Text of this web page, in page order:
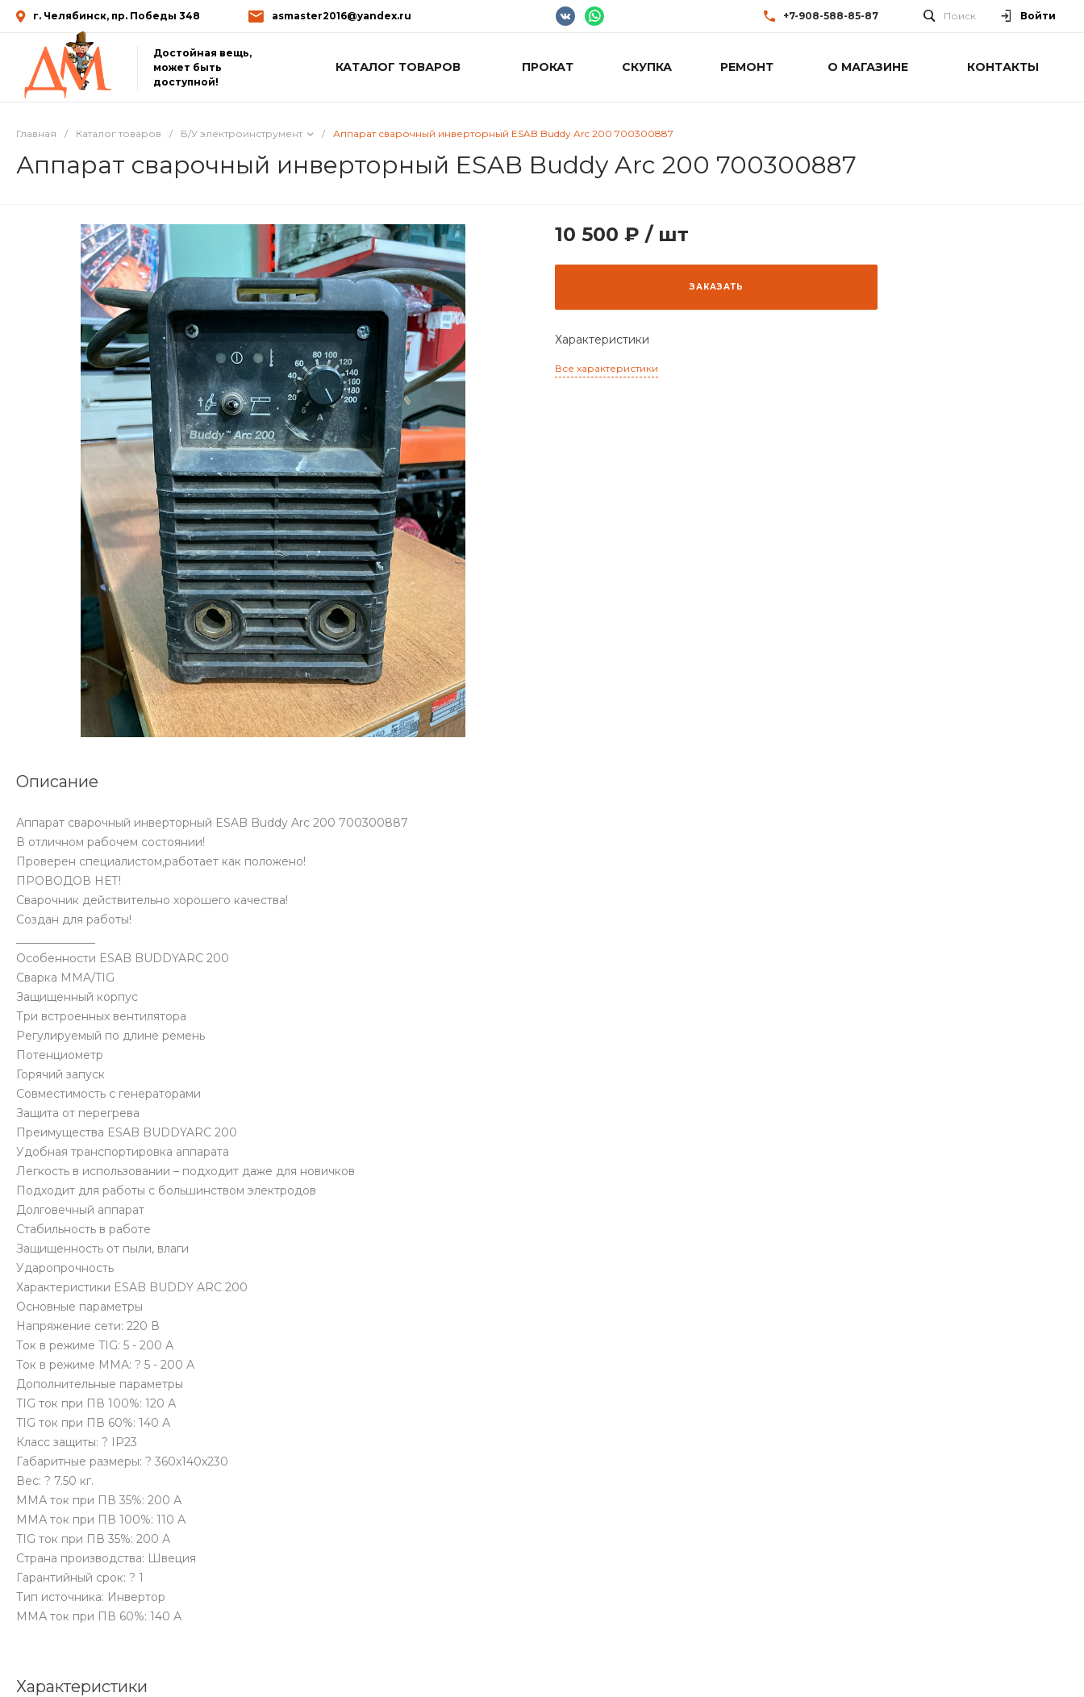
г. Челябинск, пр. Победы 348 asmaster2016@yandex.ru +7-908-588-85-87 Поиск Войти
Достойная вещь,
может быть
доступной!
КАТАЛОГ ТОВАРОВ ПРОКАТ СКУПКА РЕМОНТ О МАГАЗИНЕ КОНТАКТЫ
Главная / Каталог товаров / Б/У электроинструмент / Аппарат сварочный инверторный ESAB Buddy Arc 200 700300887
Аппарат сварочный инверторный ESAB Buddy Arc 200 700300887
10 500 ₽ / шт
ЗАКАЗАТЬ
Характеристики
Все характеристики
Описание
Аппарат сварочный инверторный ESAB Buddy Arc 200 700300887
В отличном рабочем состоянии!
Проверен специалистом,работает как положено!
ПРОВОДОВ НЕТ!
Сварочник действительно хорошего качества!
Создан для работы!
Особенности ESAB BUDDYARC 200
Сварка MMA/TIG
Защищенный корпус
Три встроенных вентилятора
Регулируемый по длине ремень
Потенциометр
Горячий запуск
Совместимость с генераторами
Защита от перегрева
Преимущества ESAB BUDDYARC 200
Удобная транспортировка аппарата
Легкость в использовании – подходит даже для новичков
Подходит для работы с большинством электродов
Долговечный аппарат
Стабильность в работе
Защищенность от пыли, влаги
Ударопрочность
Характеристики ESAB BUDDY ARC 200
Основные параметры
Напряжение сети: 220 В
Ток в режиме TIG: 5 - 200 А
Ток в режиме ММА: ? 5 - 200 А
Дополнительные параметры
TIG ток при ПВ 100%: 120 А
TIG ток при ПВ 60%: 140 А
Класс защиты: ? IP23
Габаритные размеры: ? 360x140x230
Вес: ? 7.50 кг.
ММА ток при ПВ 35%: 200 А
ММА ток при ПВ 100%: 110 А
TIG ток при ПВ 35%: 200 А
Страна производства: Швеция
Гарантийный срок: ? 1
Тип источника: Инвертор
ММА ток при ПВ 60%: 140 А
Характеристики